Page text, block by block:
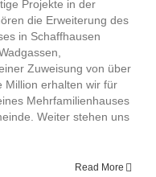
Projekte in der
die Erweiterung des
in Schaffhausen
Zuweisung von über
Million erhalten wir für
Mehrfamilienhauses
Weiter stehen uns
Read More